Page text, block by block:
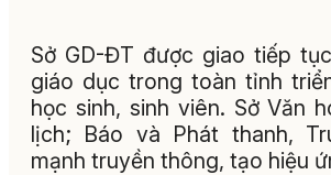
Sở GD-ĐT được giao tiếp
giáo dục trong toàn tỉnh
học sinh, sinh viên. Sở Văn
lịch; Báo và Phát thanh,
mạnh truyền thông, tạo hiệu